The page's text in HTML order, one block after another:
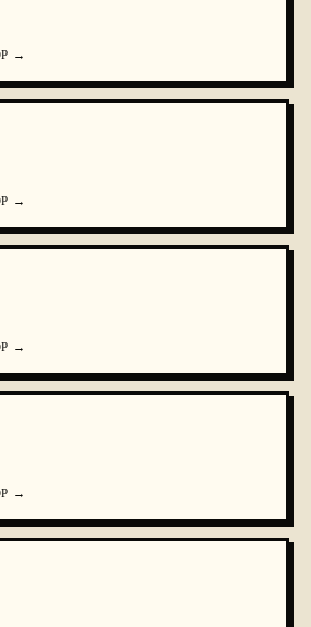
→
→
→
→